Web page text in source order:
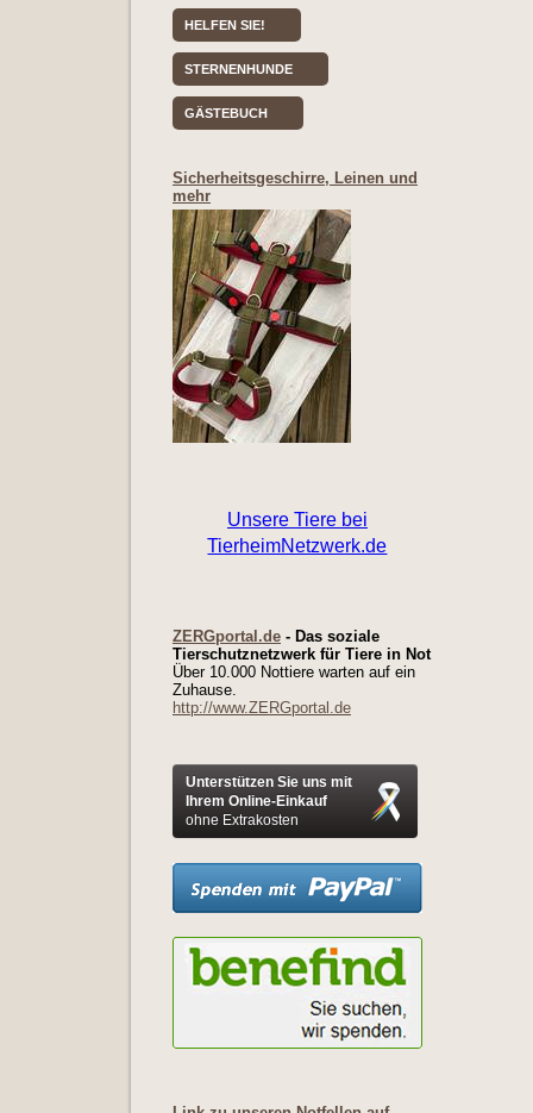
HELFEN SIE!
STERNENHUNDE
GÄSTEBUCH
Sicherheitsgeschirre, Leinen und
mehr
ZERGportal.de - Das soziale
Tierschutznetzwerk für Tiere in Not
Über 10.000 Nottiere warten auf ein
Zuhause.
http://www.ZERGportal.de
Unterstützen Sie uns mit
Ihrem Online-Einkauf
ohne Extrakosten